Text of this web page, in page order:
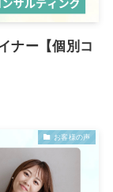
ナー【個別コ
お客様の声